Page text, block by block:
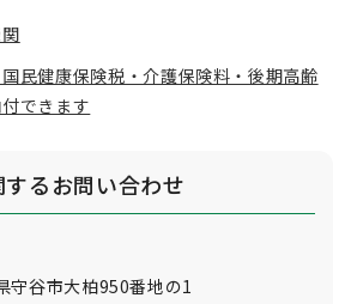
民健康保険税・介護保険料・後期高齢
できます
るお問い合わせ
守谷市大柏950番地の1